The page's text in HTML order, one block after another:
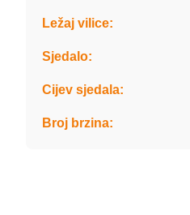
Ležaj vilice:
Sjedalo:
Cijev sjedala:
Broj brzina: